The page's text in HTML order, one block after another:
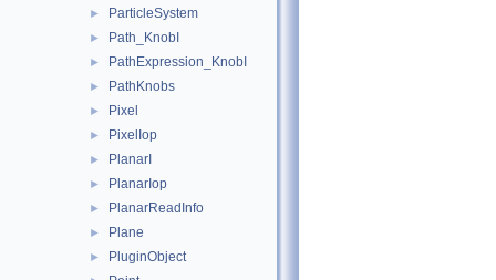
► ParticleSystem
► Path_KnobI
► PathExpression_KnobI
► PathKnobs
► Pixel
► PixelIop
► PlanarI
► PlanarIop
► PlanarReadInfo
► Plane
► PluginObject